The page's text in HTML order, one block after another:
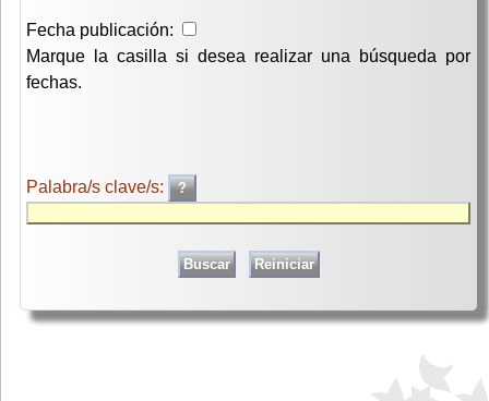
Fecha publicación:
Marque la casilla si desea realizar una búsqueda por
fechas.
Palabra/s clave/s: